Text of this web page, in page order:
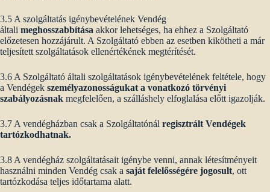
3.5 A szolgáltatás igénybevételének Vendég
általi meghosszabbítása akkor lehetséges, ha ehhez a Szolgáltató
előzetesen hozzájárult. A Szolgáltató ebben az esetben kikötheti a már
teljesített szolgáltatások ellenértékének megtérítését.
3.6 A Szolgáltató általi szolgáltatások igénybevételének feltétele, hogy
a Vendégek személyazonosságukat a vonatkozó törvényi
szabályozásnak megfelelően, a szálláshely elfoglalása előtt igazolják.
3.7 A vendégházban csak a Szolgáltatónál regisztrált Vendégek
tartózkodhatnak.
3.8 A vendégház szolgáltatásait igénybe venni, annak létesítményeit
használni minden Vendég csak a saját felelősségére jogosult, ott
tartózkodása teljes időtartama alatt.